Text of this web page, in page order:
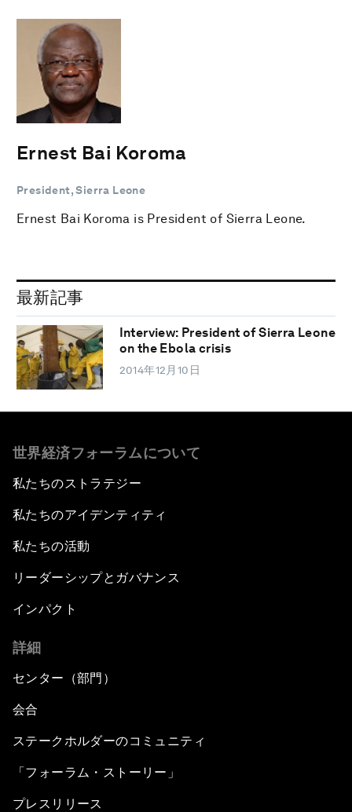
Ernest Bai Koroma
President, Sierra Leone
Ernest Bai Koroma is President of Sierra Leone.
最新記事
Interview: President of Sierra Leone
on the Ebola crisis
2014年12月10日
世界経済フォーラムについて
私たちのストラテジー
私たちのアイデンティティ
私たちの活動
リーダーシップとガバナンス
インパクト
詳細
センター（部門）
会合
ステークホルダーのコミュニティ
「フォーラム・ストーリー」
プレスリリース